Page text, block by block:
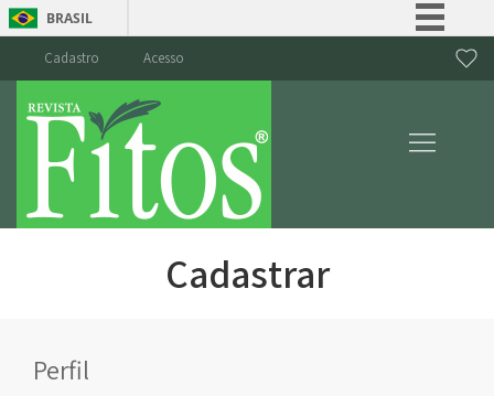
BRASIL
Canais
Cadastro Acesso
Cadastrar
Perfil